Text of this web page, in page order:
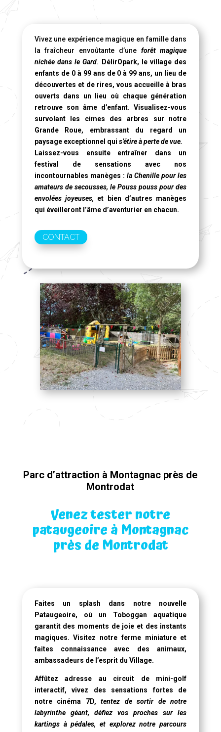
Vivez une expérience magique en famille dans
la fraîcheur envoûtante d’une forêt magique
nichée dans le Gard.
DélirOpark, le village des
enfants de 0 à 99 ans de 0 à 99 ans, un lieu de
découvertes et de rires, vous accueille à bras
ouverts dans un lieu où chaque génération
retrouve son âme d’enfant. Visualisez-vous
survolant les cimes des arbres sur notre
Grande Roue, embrassant du regard un
paysage exceptionnel qui s’étire à perte de vue.
Laissez-vous ensuite entraîner dans un
festival de sensations avec nos
incontournables manèges : la Chenille pour les
amateurs de secousses, le Pouss pouss pour des
envolées joyeuses, et bien d’autres manèges
qui éveilleront l’âme d’aventurier en chacun.
CONTACT
Parc d’attraction à Montagnac près de
Montrodat
Venez tester notre
pataugeoire à Montagnac
près de Montrodat
Faites un splash dans notre nouvelle
Pataugeoire, où un Toboggan aquatique
garantit des moments de joie et des instants
magiques. Visitez notre ferme miniature et
faites connaissance avec des animaux,
ambassadeurs de l’esprit du Village.
Affûtez adresse au circuit de mini-golf
interactif, vivez des sensations fortes de
notre cinéma 7D,tentez de sortir de notre
labyrinthe géant, défiez vos proches sur les
kartings à pédales, et explorez notre parcours